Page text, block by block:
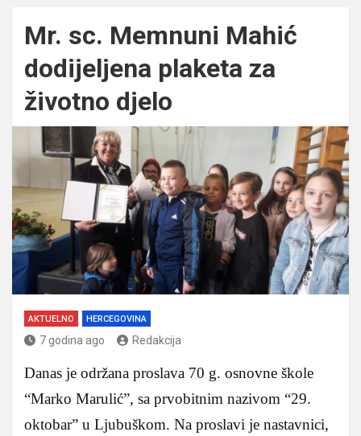
Mr. sc. Memnuni Mahić
dodijeljena plaketa za
životno djelo
AKTUELNO HERCEGOVINA
7 godina ago Redakcija
Danas je održana proslava 70 g. osnovne škole
“Marko Marulić”, sa prvobitnim nazivom “29.
oktobar” u Ljubuškom. Na proslavi je nastavnici,